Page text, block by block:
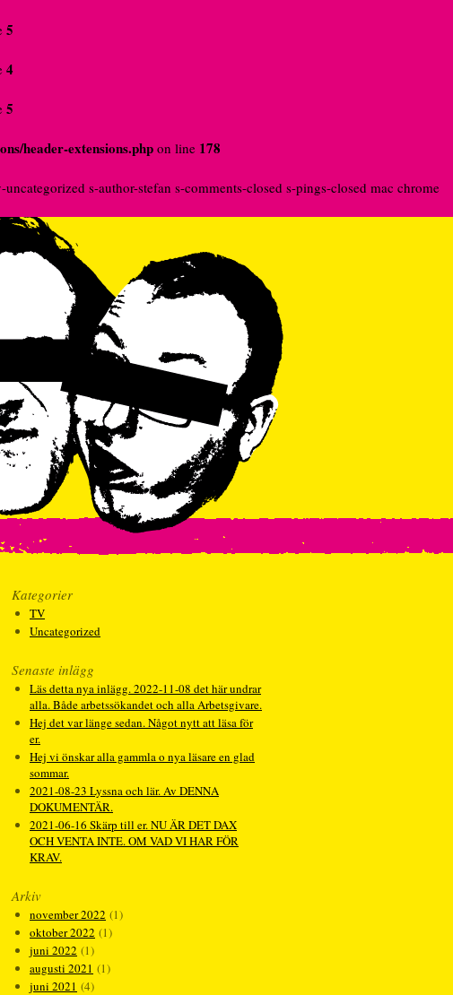
5
4
5
header-extensions.php on line 178
s-author-stefan s-comments-closed s-pings-closed mac chrome
Kategorier
TV
Uncategorized
Senaste inlägg
Läs detta nya inlägg. 2022-11-08 det här undrar
alla. Både arbetssökandet och alla Arbetsgivare.
Hej det var länge sedan. Något nytt att läsa för
er.
Hej vi önskar alla gammla o nya läsare en glad
sommar.
2021-08-23 Lyssna och lär. Av DENNA
DOKUMENTÄR.
2021-06-16 Skärp till er. NU ÄR DET DAX
OCH VENTA INTE. OM VAD VI HAR FÖR
KRAV.
Arkiv
november 2022 (1)
oktober 2022 (1)
juni 2022 (1)
augusti 2021 (1)
juni 2021 (4)